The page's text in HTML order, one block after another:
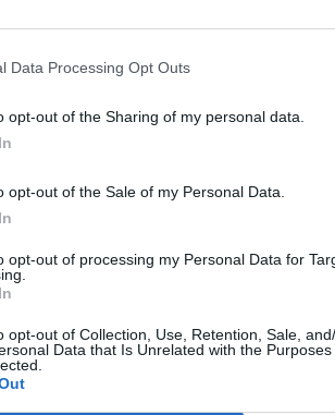
Data Processing Opt Outs
opt-out of the Sharing of my personal data.
opt-out of the Sale of my Personal Data.
opt-out of processing my Personal Data for
opt-out of Collection, Use, Retention, Sale,
Data that Is Unrelated with the